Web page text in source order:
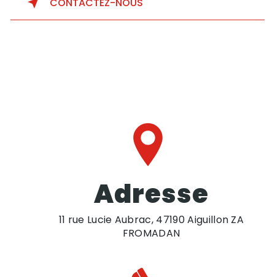
Adresse
11 rue Lucie Aubrac, 47190 Aiguillon ZA
FROMADAN